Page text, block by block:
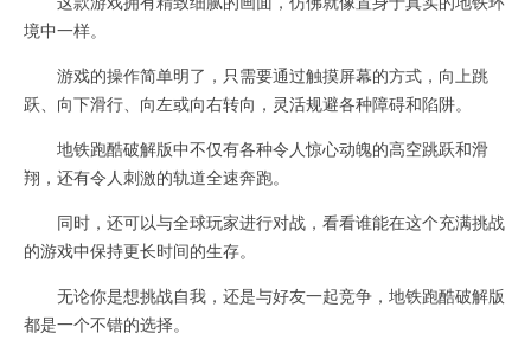
境中一样。
游戏的操作简单明了，只需要通过触摸屏幕的方式，向上跳
跃、向下滑行、向左或向右转向，灵活规避各种障碍和陷阱。
地铁跑酷破解版中不仅有各种令人惊心动魄的高空跳跃和滑
翔，还有令人刺激的轨道全速奔跑。
同时，还可以与全球玩家进行对战，看看谁能在这个充满挑战
的游戏中保持更长时间的生存。
无论你是想挑战自我，还是与好友一起竞争，地铁跑酷破解版
都是一个不错的选择。